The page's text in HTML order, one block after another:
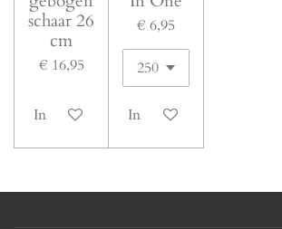
schaar 26
cm
€ 16,95
In winkelwagen
€ 6,95
In winkelwagen